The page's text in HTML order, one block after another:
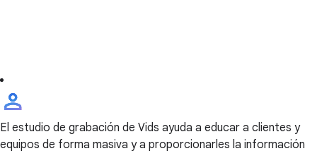
El estudio de grabación de Vids ayuda a educar a clientes y
equipos de forma masiva y a proporcionarles la información